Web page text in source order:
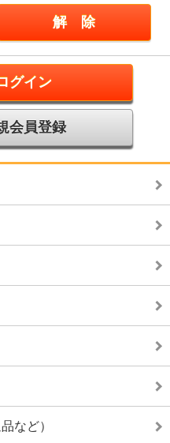
グイン
会員登録
など）